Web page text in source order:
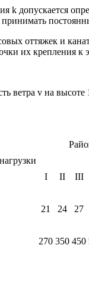
k допускается
принимать
оттяжек и
их крепления к
ветра v на
I II III
21 24 27
270 350 450